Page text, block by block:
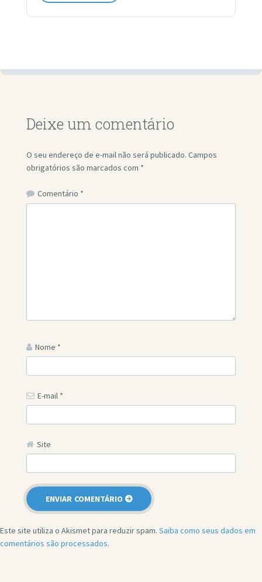
Deixe um comentário
O seu endereço de e-mail não será publicado. Campos
obrigatórios são marcados com *
Comentário *
Nome *
E-mail *
Site
Este site utiliza o Akismet para reduzir spam. Saiba como seus dados em
comentários são processados.